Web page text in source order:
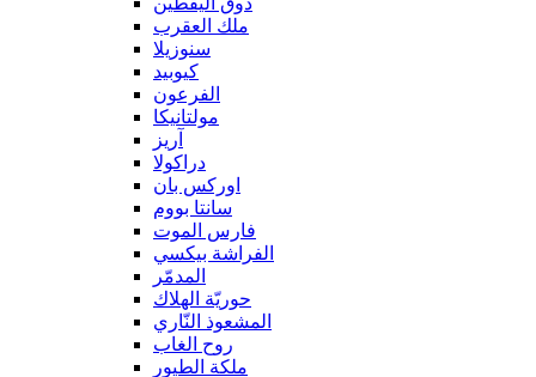
ملك العقرب
سنوزيلا
كيوبيد
الفرعون
مولتانيكا
آريز
دراكولا
اوركس بان
سانتا بووم
فارس الموت
الفراشة بيكسي
المدمّر
حوريّة الهلاك
المشعوذ النّاري
روح الغاب
ملكة الطيور